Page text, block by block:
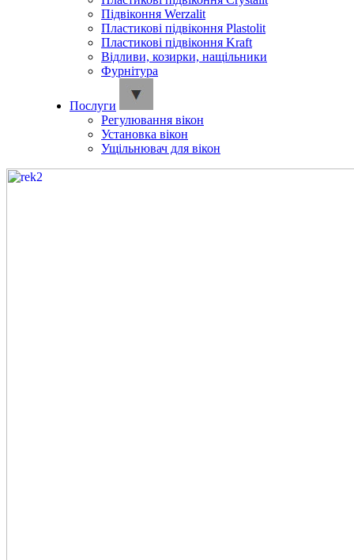
Підвіконня Werzalit
Пластикові підвіконня Plastolit
Пластикові підвіконня Kraft
Відливи, козирки, нащільники
Фурнітура
Послуги
Регулювання вікон
Установка вікон
Ущільнювач для вікон